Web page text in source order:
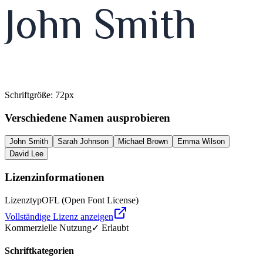
John Smith
Schriftgröße: 72px
Verschiedene Namen ausprobieren
John Smith Sarah Johnson Michael Brown
Emma Wilson
David Lee
Lizenzinformationen
LizenztypOFL (Open Font License)
Vollständige Lizenz anzeigen
Kommerzielle Nutzung✓ Erlaubt
Schriftkategorien